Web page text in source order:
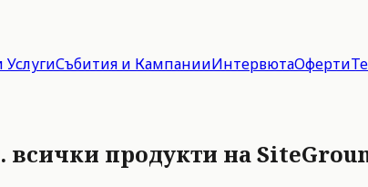
Събития и КампанииИнтервютаОферти
всички продукти на